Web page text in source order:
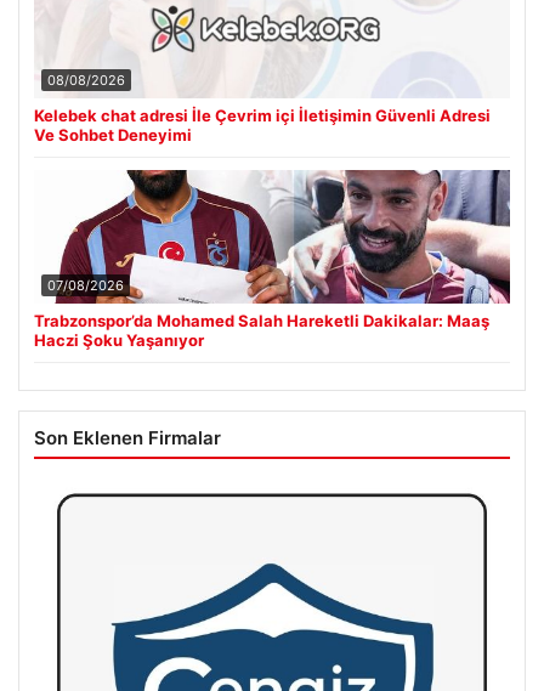
08/08/2026
Kelebek chat adresi İle Çevrim içi İletişimin Güvenli Adresi
Ve Sohbet Deneyimi
07/08/2026
Trabzonspor’da Mohamed Salah Hareketli Dakikalar: Maaş
Haczi Şoku Yaşanıyor
Son Eklenen Firmalar